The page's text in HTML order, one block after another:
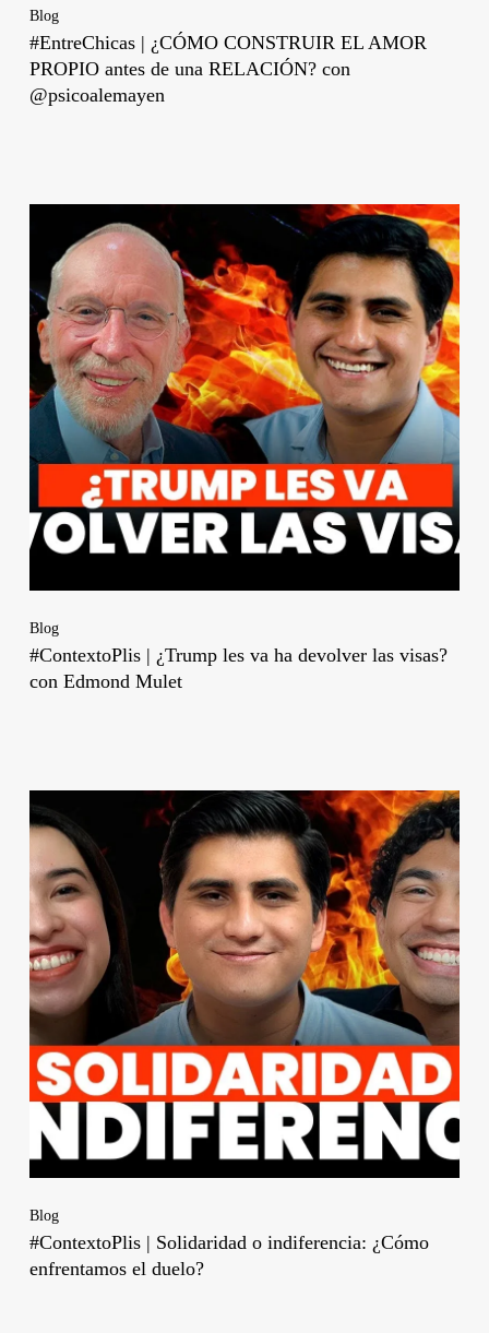
Blog
#EntreChicas | ¿CÓMO CONSTRUIR EL AMOR
PROPIO antes de una RELACIÓN? con
@psicoalemayen
Blog
#ContextoPlis | ¿Trump les va ha devolver las visas?
con Edmond Mulet
Blog
#ContextoPlis | Solidaridad o indiferencia: ¿Cómo
enfrentamos el duelo?